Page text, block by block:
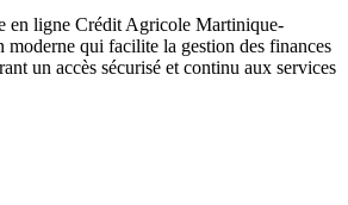
en ligne Crédit Agricole Martinique-
moderne qui facilite la gestion des finances
un accès sécurisé et continu aux services